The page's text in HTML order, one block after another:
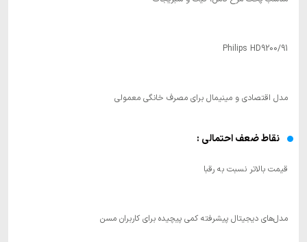
Philips HD9200/91
مدل اقتصادی و مینیمال برای مصرف خانگی معمولی
نقاط ضعف احتمالی :
قیمت بالاتر نسبت به رقبا
مدل‌های دیجیتال پیشرفته کمی پیچیده برای کاربران مسن